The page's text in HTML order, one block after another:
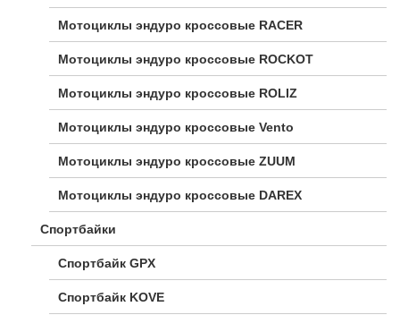
Мотоциклы эндуро кроссовые RACER
Мотоциклы эндуро кроссовые ROCKOT
Мотоциклы эндуро кроссовые ROLIZ
Мотоциклы эндуро кроссовые Vento
Мотоциклы эндуро кроссовые ZUUM
Мотоциклы эндуро кроссовые DAREX
Спортбайки
Спортбайк GPX
Спортбайк KOVE